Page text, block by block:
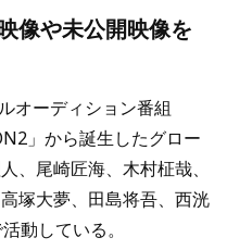
像や未公開映像を
オーディション番組
」から誕生したグロー
、尾崎匠海、木村柾哉、
塚大夢、田島将吾、西洸
動している。